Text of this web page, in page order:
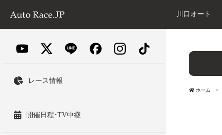
川口オート
レース情報
開催日程･TV中継
ホーム